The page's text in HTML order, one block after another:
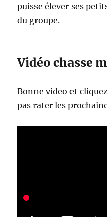
puisse élever ses
du groupe.
Vidéo chasse
Bonne video et
pas rater les